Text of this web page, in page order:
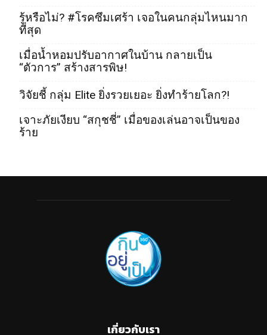
รู้หรือไม่? #โรคซึมเศร้า เจอในคนกลุ่มไหนมาก
ที่สุด
เมื่อน้ำหอมปรับอากาศในบ้าน กลายเป็น
“ตัวการ” สร้างสารพิษ!
วิจัยชี้ กลุ่ม Elite ยิ่งรวยเยอะ ยิ่งทำร้ายโลก?!
เจาะภัยเงียบ “สกุชชี่” เมื่อของเล่นอาจเป็นของ
ร้าย
เกี่ยวกับเรา